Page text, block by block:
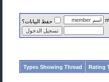
حفظ البيانات؟
Rating
Types Showing Thread